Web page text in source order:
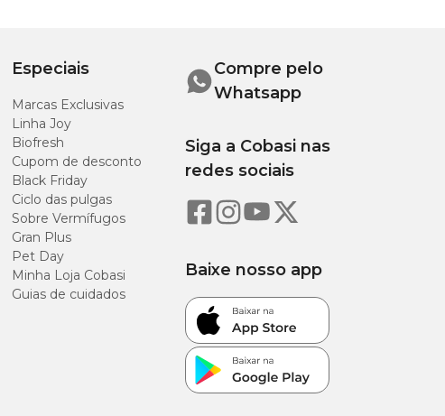
Especiais
Marcas Exclusivas
Linha Joy
Biofresh
Cupom de desconto
Black Friday
Ciclo das pulgas
Sobre Vermífugos
Gran Plus
Pet Day
Minha Loja Cobasi
Guias de cuidados
Compre pelo
Whatsapp
Siga a Cobasi nas
redes sociais
Baixe nosso app